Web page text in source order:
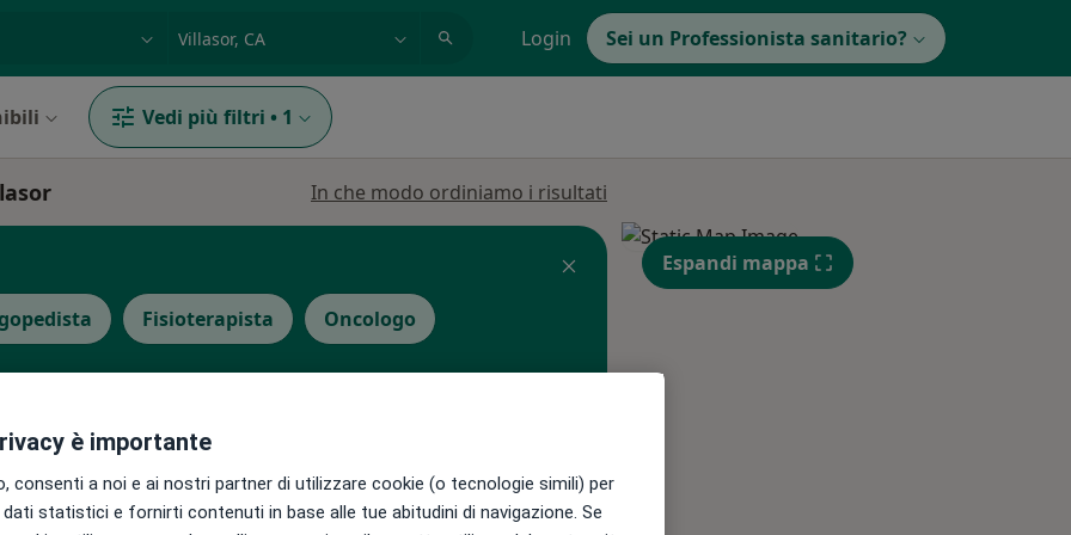
Login Sei un Professionista sanitario?
Vedi più filtri • 1
In che modo ordiniamo i risultati
Fisioterapista Oncologo
Oggi
6 Ago
Domani
7 Ago
Sab,
8 Ago
Dom,
9 Ago
Lun,
10 Ago
Espandi mappa
è importante
consenti a noi e ai nostri partner di utilizzare cookie (o tecnologie simili) per
statistici e fornirti contenuti in base alle tue abitudini di navigazione. Se